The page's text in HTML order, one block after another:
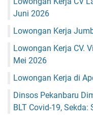
Juni 2026
Lowongan Kerja
Lowongan Kerja CV.
Mei 2026
Lowongan Kerja di
Dinsos Pekanbaru
BLT Covid-19, Sekda: